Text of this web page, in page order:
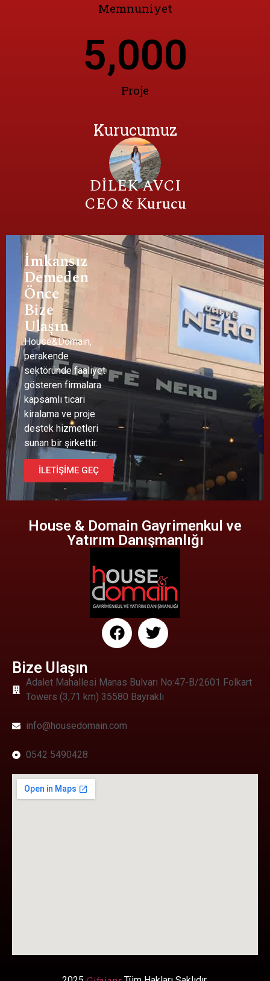
Memnuniyet
Proje
5,000
Kurucumuz
DİLEK AVCI
CEO & Kurucu
İmkansız
Demeden
Önce
Bize
Ulaşın
House&Domain,
perakende
sektöründe faaliyet
gösteren firmalara
kapsamlı ticari
kiralama ve proje
destek hizmetleri
sunan bir şirkettir.
İLETİŞİME GEÇ
House & Domain Gayrimenkul ve
Yatırım Danışmanlığı
Bize Ulaşın
Adalet Mahallesi Manas Bulvarı No:47-B/2601 Folkart
Towers (3,71 km) 35580 Bayraklı
info@housedomain.com
0542 5490428